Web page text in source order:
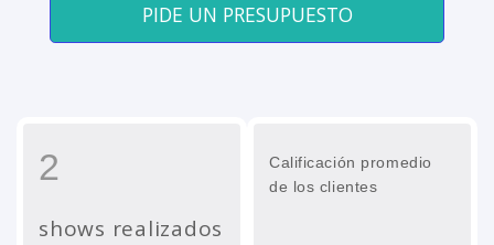
PIDE UN PRESUPUESTO
2
shows realizados
Calificación promedio
de los clientes